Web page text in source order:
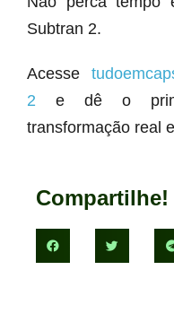
Subtran 2.
Acesse
2 e dê o
transformação real
Compartilhe!